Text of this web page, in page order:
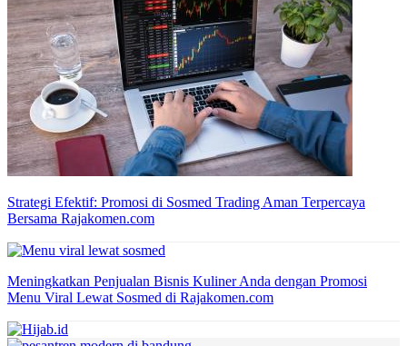
Strategi Efektif: Promosi di Sosmed Trading Aman Terpercaya
Bersama Rajakomen.com
Meningkatkan Penjualan Bisnis Kuliner Anda dengan Promosi
Menu Viral Lewat Sosmed di Rajakomen.com